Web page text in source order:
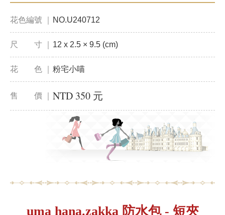
花色編號 ｜ NO.U240712
尺 寸 ｜ 12 x 2.5 × 9.5 (cm)
花 色 ｜ 粉宅小喵
售 價 ｜ NTD 350 元
uma hana.zakka 防水包 - 短夾